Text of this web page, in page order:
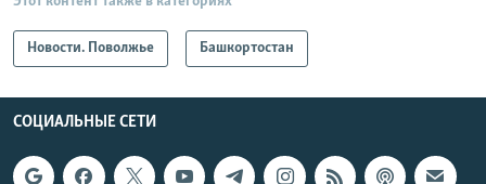
Новости. Поволжье Башкортостан
СОЦИАЛЬНЫЕ СЕТИ